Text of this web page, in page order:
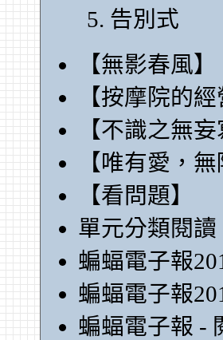
告別式
【無影春風】
【按摩院的
【不識之無
【唯有愛，
【看問題】
單元分類閱讀
蝙蝠電子報
蝙蝠電子報
蝙蝠電子報 -